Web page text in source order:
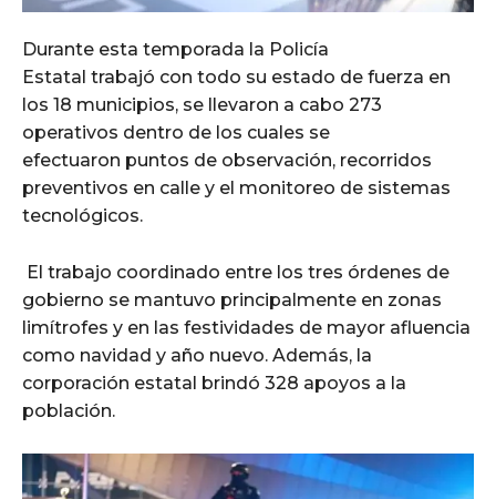
Durante esta temporada la Policía
Estatal trabajó con todo su estado de fuerza en
los 18 municipios, se llevaron a cabo 273
operativos dentro de los cuales se
efectuaron puntos de observación, recorridos
preventivos en calle y el monitoreo de sistemas
tecnológicos.
El trabajo coordinado entre los tres órdenes de
gobierno se mantuvo principalmente en zonas
limítrofes y en las festividades de mayor afluencia
como navidad y año nuevo. Además, la
corporación estatal brindó 328 apoyos a la
población.